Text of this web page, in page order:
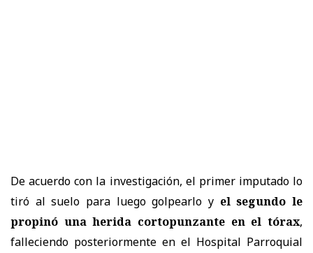
De acuerdo con la investigación, el primer imputado lo
tiró al suelo para luego golpearlo y el segundo le
propinó una herida cortopunzante en el tórax,
falleciendo posteriormente en el Hospital Parroquial